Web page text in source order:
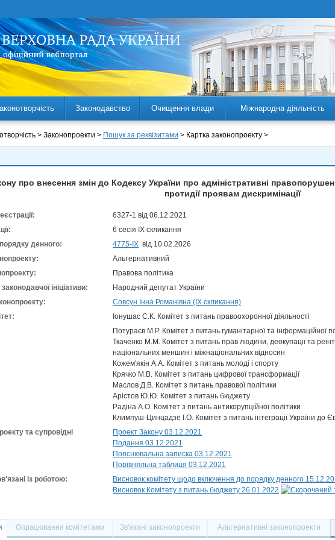
Законодавство Очищення влади Міжнародна діяльність
> Законопроекти > Пошук за реквізитами > Картка законопроекту >
про внесення змін до Кодексу України про адміністративні
протидії проявам дискримінації
6327-1 від 06.12.2021
6 сесія IX скликання
денного:
4775-IX від 10.02.2026
Альтернативний
Правова політика
ініціативи:
Народний депутат України
Совсун Інна Романівна (IX скликання)
Іонушас С.К. Комітет з питань правоохоронної діяльності
Потураєв М.Р. Комітет з питань гуманітарної та інформаційної
Ткаченко М.М. Комітет з питань прав людини, деокупації та
національних меншин і міжнаціональних відносин
Кожем'якін А.А. Комітет з питань молоді і спорту
Крячко М.В. Комітет з питань цифрової трансформації
Маслов Д.В. Комітет з питань правової політики
Арістов Ю.Ю. Комітет з питань бюджету
Радіна А.О. Комітет з питань антикорупційної політики
Климпуш-Цинцадзе І.О. Комітет з питань інтеграції України до
та супровідні
Проект Закону 03.12.2021
Подання 03.12.2021
Пояснювальна записка 03.12.2021
Порівняльна таблиця 03.12.2021
із роботою:
Висновок комітету щодо включення до порядку денного
Висновок Комітету з питань бюджету 26.01.2022
Опрацювання комітетами Зв'язані законопроекти Альтернативні законопроекти